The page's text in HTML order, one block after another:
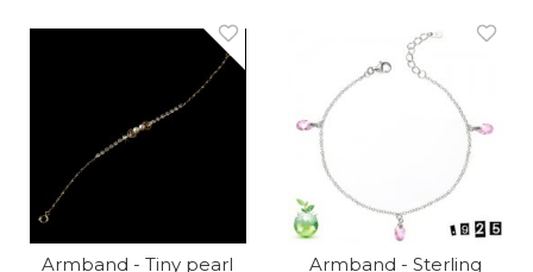
Armband - Tiny pearl Armband - Sterling